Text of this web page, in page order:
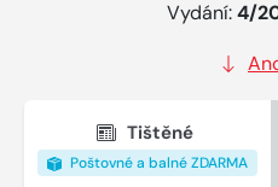
Vydání:4/
Tištěné
Poštovné a balné ZDARMA